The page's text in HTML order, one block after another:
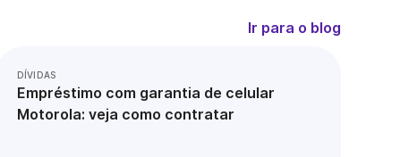
Ir para o blog
DÍVIDAS
Empréstimo com garantia de celular
Motorola: veja como contratar